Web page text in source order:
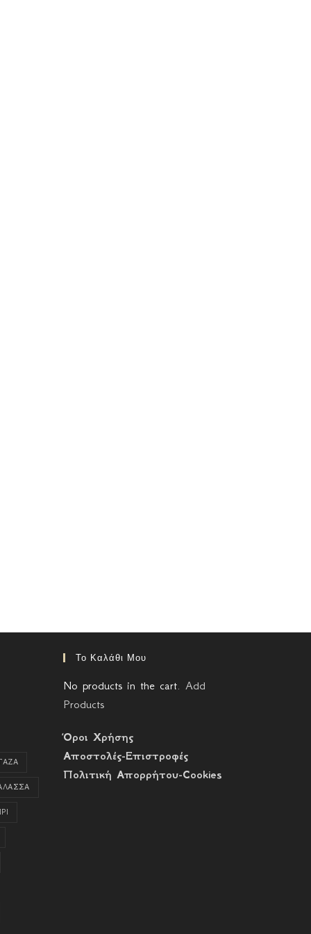
Το Καλάθι Μου
No products in the cart. Add
Products
Όροι Χρήσης
Αποστολές-Επιστροφές
Πολιτική Απορρήτου-Cookies